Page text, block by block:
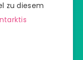
zu diesem